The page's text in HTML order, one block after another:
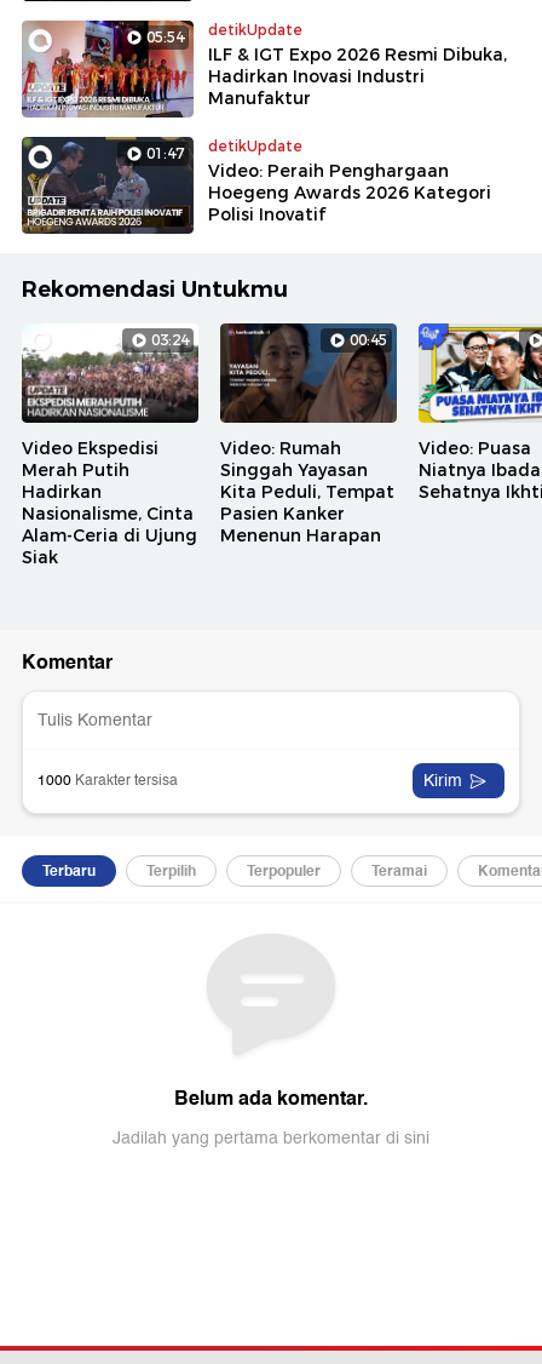
05:54 detikUpdate
ILF & IGT Expo 2026 Resmi Dibuka,
Hadirkan Inovasi Industri
Manufaktur
01:47 detikUpdate
Video: Peraih Penghargaan
Hoegeng Awards 2026 Kategori
Polisi Inovatif
Rekomendasi Untukmu
03:24
Video Ekspedisi
Merah Putih
Hadirkan
Nasionalisme, Cinta
Alam-Ceria di Ujung
Siak
00:45
Video: Rumah
Singgah Yayasan
Kita Peduli, Tempat
Pasien Kanker
Menenun Harapan
Video: Puasa
Niatnya
Sehatnya